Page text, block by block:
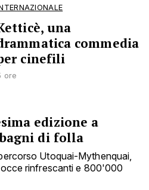
una
commedia
cinefili
ore
edizione a
di folla
Utoquai-Mythenquai,
rinfrescanti e 800'000